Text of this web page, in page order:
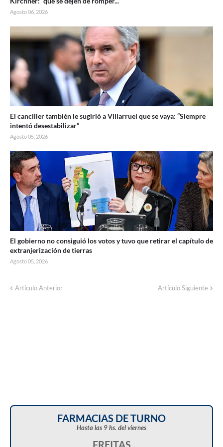
Agosto 06, 2026
El canciller también le sugirió a Villarruel que se vaya: “Siempre
intentó desestabilizar”
Agosto 05, 2026
El gobierno no consiguió los votos y tuvo que retirar el capítulo de
extranjerización de tierras
Agosto 05, 2026
Artículo Anterior Artículo Siguiente
FARMACIAS DE TURNO
Hasta las 9 hs. del viernes
FREITAS